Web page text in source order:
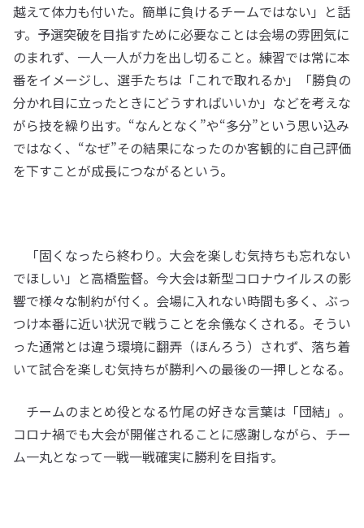
越えて体力も付いた。簡単に負けるチームではない」と話
す。予選突破を目指すために必要なことは会場の雰囲気に
のまれず、一人一人が力を出し切ること。練習では常に本
番をイメージし、選手たちは「これで取れるか」「勝負の
分かれ目に立ったときにどうすればいいか」などを考えな
がら技を繰り出す。“なんとなく”や“多分”という思い込み
ではなく、“なぜ”その結果になったのか客観的に自己評価
を下すことが成長につながるという。
「固くなったら終わり。大会を楽しむ気持ちも忘れない
でほしい」と高橋監督。今大会は新型コロナウイルスの影
響で様々な制約が付く。会場に入れない時間も多く、ぶっ
つけ本番に近い状況で戦うことを余儀なくされる。そうい
った通常とは違う環境に翻弄（ほんろう）されず、落ち着
いて試合を楽しむ気持ちが勝利への最後の一押しとなる。
チームのまとめ役となる竹尾の好きな言葉は「団結」。
コロナ禍でも大会が開催されることに感謝しながら、チー
ム一丸となって一戦一戦確実に勝利を目指す。